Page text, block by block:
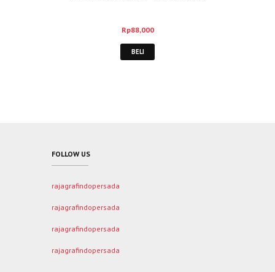
Rp88,000
BELI
FOLLOW US
rajagrafindopersada
rajagrafindopersada
rajagrafindopersada
rajagrafindopersada